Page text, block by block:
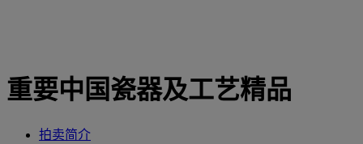
重要中国瓷器及工艺精品
拍卖简介